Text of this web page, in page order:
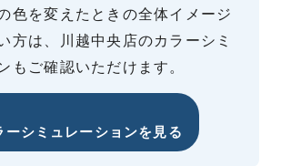
色を変えたときの全体イメージ
方は、川越中央店のカラーシミ
もご確認いただけます。
ーシミュレーションを見る